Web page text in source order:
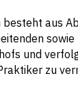
besteht aus
sowie
und
zu